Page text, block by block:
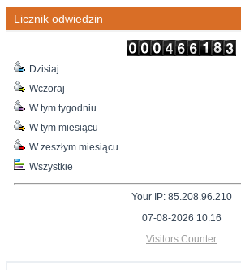
Licznik odwiedzin
Dzisiaj
Wczoraj
W tym tygodniu
W tym miesiącu
W zeszłym miesiącu
Wszystkie
Your IP: 85.208.96.210
07-08-2026 10:16
Visitors Counter